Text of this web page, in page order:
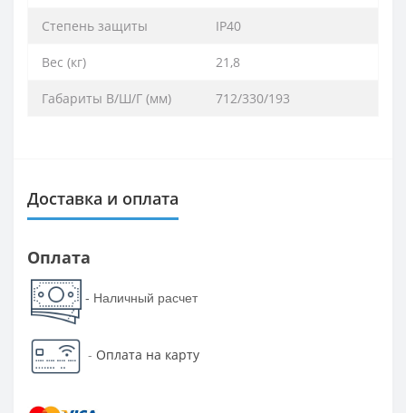
Степень защиты IP40
Вес (кг) 21,8
Габариты В/Ш/Г (мм) 712/330/193
Доставка и оплата
Оплата
- Наличный расчет
- Оплата на карту